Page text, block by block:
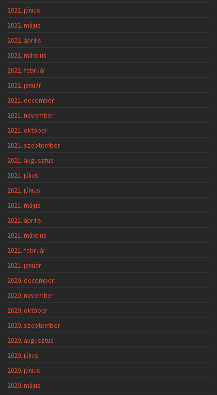
2022. június
2022. május
2022. április
2022. március
2022. február
2022. január
2021. december
2021. november
2021. október
2021. szeptember
2021. augusztus
2021. július
2021. június
2021. május
2021. április
2021. március
2021. február
2021. január
2020. december
2020. november
2020. október
2020. szeptember
2020. augusztus
2020. július
2020. június
2020. május